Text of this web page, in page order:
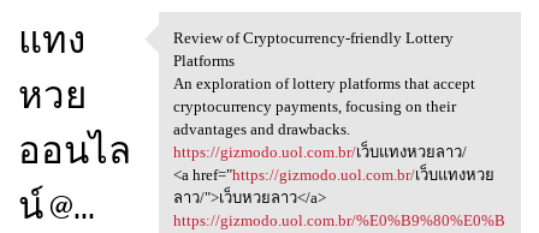
แทง
หวย
ออนไล
น์ @...
Review of Cryptocurrency
Review of Cryptocurrency-friendly Lottery
Platforms
An exploration of lottery platforms that accept
cryptocurrency payments, focusing on their
advantages and drawbacks.
https://gizmodo.uol.com.br/เว็บแทงหวยลาว/
<a href="https://gizmodo.uol.com.br/เว็บแทงหวย
ลาว/">เว็บหวยลาว</a>
https://gizmodo.uol.com.br/%E0%B9%80%E0%B